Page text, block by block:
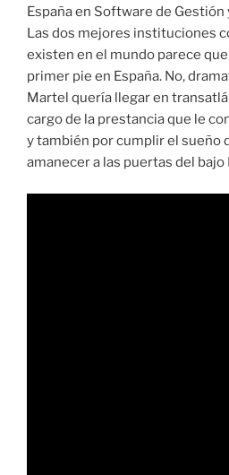
España en Software de Gestión
Las dos mejores instituciones
existen en el mundo parece
primer pie en España. No,
Martel quería llegar en
cargo de la prestancia que le
y también por cumplir el sueño
amanecer a las puertas del